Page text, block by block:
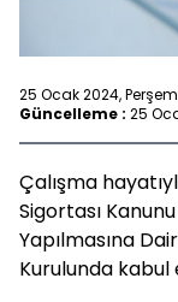
25 Ocak 2024,
Güncelleme : 25
Çalışma
Sigortası
Yapılmasına
Kurulunda kabul